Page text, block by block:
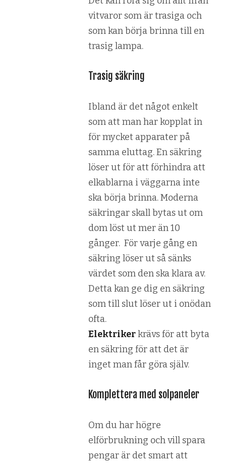
vitvaror som är trasiga och
som kan börja brinna till en
trasig lampa.
Trasig säkring
Ibland är det något enkelt
som att man har kopplat in
för mycket apparater på
samma eluttag. En säkring
löser ut för att förhindra att
elkablarna i väggarna inte
ska börja brinna. Moderna
säkringar skall bytas ut om
dom löst ut mer än 10
gånger. För varje gång en
säkring löser ut så sänks
värdet som den ska klara av.
Detta kan ge dig en säkring
som till slut löser ut i onödan
ofta.
Elektrikerkrävs för att byta
en säkring för att det är
inget man får göra själv.
Komplettera med solpaneler
Om du har högre
elförbrukning och vill spara
pengar är det smart att